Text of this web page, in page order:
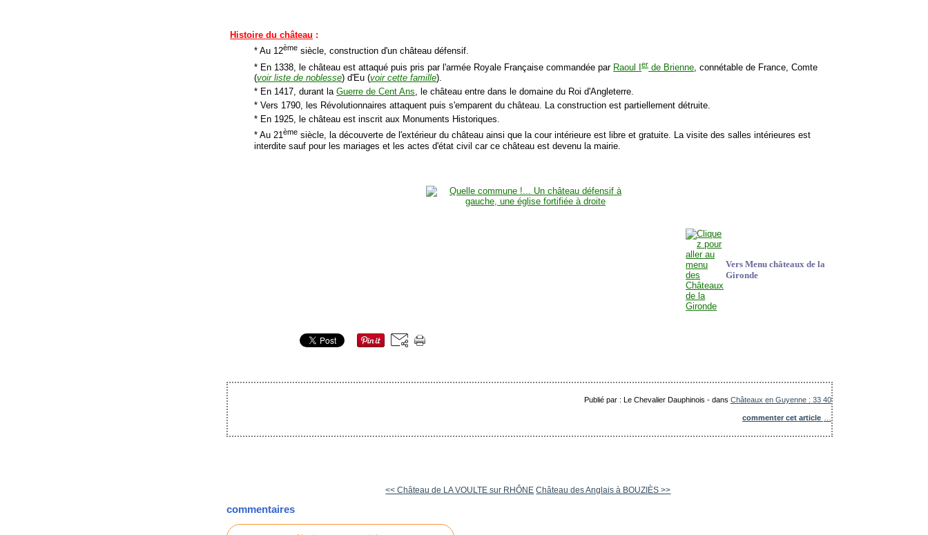
Histoire du château :
* Au 12ème siècle, construction d'un château défensif.
* En 1338, le château est attaqué puis pris par l'armée Royale Française commandée par Raoul Ierde Brienne, connétable de France, Comte
(voir liste de noblesse) d'Eu (voir cette famille).
* En 1417, durant laGuerre de Cent Ans, le château entre dans le domaine du Roi d'Angleterre.
* Vers 1790, les Révolutionnaires attaquent puis s'emparent du château. La construction est partiellement détruite.
* En 1925, le château est inscrit aux Monuments Historiques.
* Au 21ème siècle, la découverte de l'extérieur du château ainsi que la cour intérieure est libre et gratuite. La visite des salles intérieures est
interdite sauf pour les mariages et les actes d'état civil car ce château est devenu la mairie.
Vers Menu châteaux de la
Gironde
Publié par : Le Chevalier Dauphinois -dans Châteaux en Guyenne : 33 40
commenter cet article
<< Château de LA VOULTE sur RHÔNE Château des Anglais à BOUZIÈS >>
commentaires